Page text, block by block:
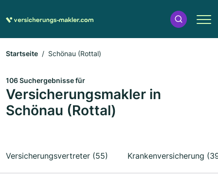
Startseite Schönau (Rottal)
106 Suchergebnisse für
Versicherungsmakler in
Schönau (Rottal)
Versicherungsvertreter (55) Krankenversicherung